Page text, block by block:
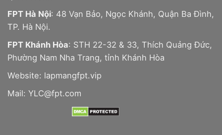
FPT Hà Nội: 48 Vạn Bảo, Ngọc Khánh, Quận Ba Đình,
TP. Hà Nội.
FPT Khánh Hòa: STH 22-32 & 33, Thích Quảng Đức,
Phường Nam Nha Trang, tỉnh Khánh Hòa
Website: lapmangfpt.vip
Mail: YLC@fpt.com